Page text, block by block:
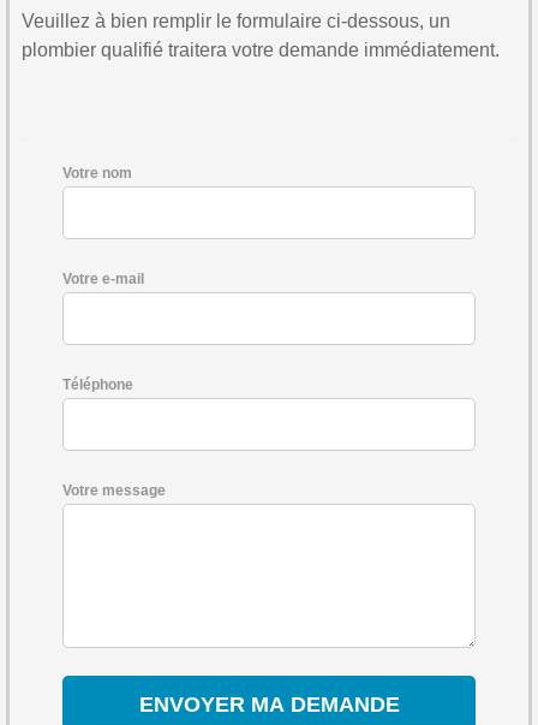
Veuillez à bien remplir le formulaire ci-dessous, un
plombier qualifié traitera votre demande immédiatement.
Votre nom
Votre e-mail
Téléphone
Votre message